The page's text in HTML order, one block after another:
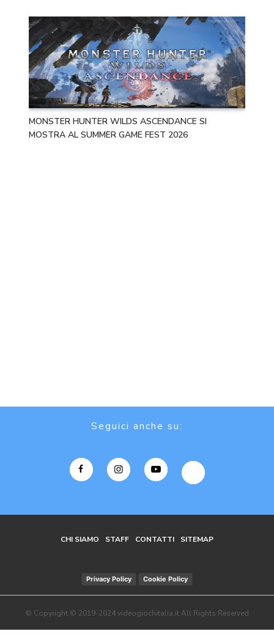
MONSTER HUNTER WILDS ASCENDANCE SI
MOSTRA AL SUMMER GAME FEST 2026
Seguici anche su:
CHI SIAMO STAFF CONTATTI SITEMAP
Privacy Policy Cookie Policy
© Copyright © 2019-2024 videogiochitalia.it All Rights Reserved